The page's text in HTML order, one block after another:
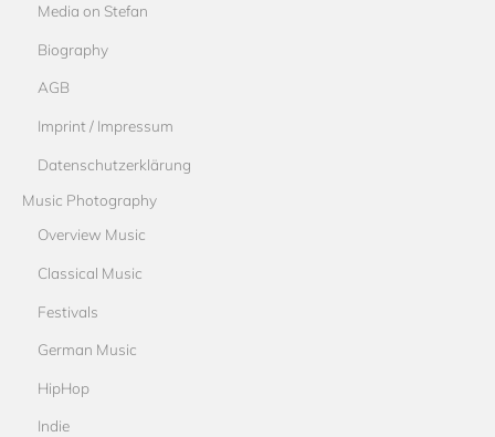
Media on Stefan
Biography
AGB
Imprint / Impressum
Datenschutzerklärung
Music Photography
Overview Music
Classical Music
Festivals
German Music
HipHop
Indie